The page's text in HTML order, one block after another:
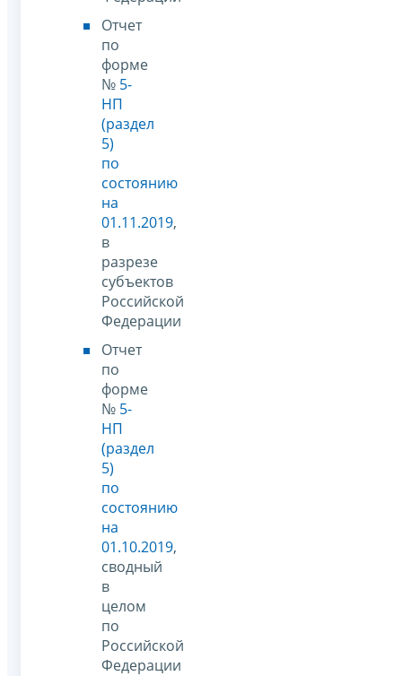
Отчет
по
форме
№ 5-
НП
(раздел
5)
по
состоянию
на
01.11.2019,
в
разрезе
субъектов
Российской
Федерации
Отчет
по
форме
№ 5-
НП
(раздел
5)
по
состоянию
на
01.10.2019,
сводный
в
целом
по
Российской
Федерации